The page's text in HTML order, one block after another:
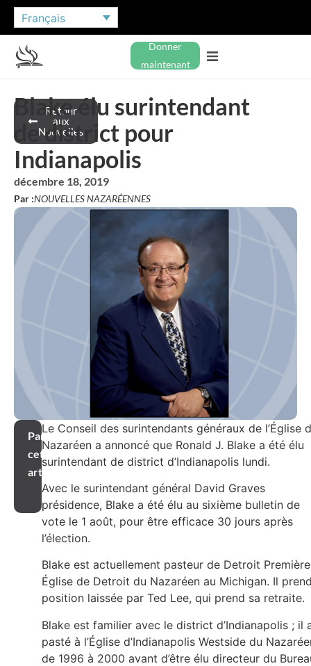
Français
Donner
maintenant
Retour
aux
Nouvelles
Blake élu surintendant
de district pour
Indianapolis
décembre 18, 2019
Par :NOUVELLES NAZARÉENNES
Partager
cet
article
Le Conseil des surintendants généraux de l’Église
Nazaréen a annoncé que Ronald J. Blake a été élu
surintendant de district d’Indianapolis lundi.
Avec le surintendant général David Graves
présidence, Blake a été élu au sixième bulletin de
vote le 1 août, pour être efficace 30 jours après
l’élection.
Blake est actuellement pasteur de Detroit Première
Église de Detroit du Nazaréen au Michigan. Il
position laissée par Ted Lee, qui prend sa retraite.
Blake est familier avec le district d’Indianapolis ; il
pasté à l’Église d’Indianapolis Westside du
de 1996 à 2000 avant d’être élu directeur du